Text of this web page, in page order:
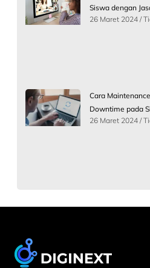
Siswa dengan
26 Maret 2024
Cara
Downtime pada
26 Maret 2024